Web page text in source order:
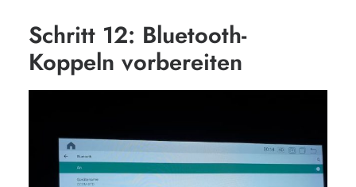
Schritt 12: Bluetooth-
Koppeln vorbereiten